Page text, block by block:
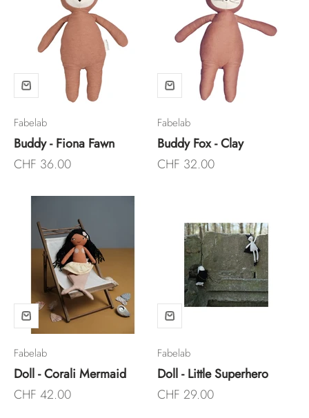
Fabelab
Buddy - Fiona Fawn
Angebot
CHF 36.00
Fabelab
Buddy Fox - Clay
Angebot
CHF 32.00
Fabelab
Doll - Corali Mermaid
Angebot
CHF 42.00
Fabelab
Doll - Little Superhero
Angebot
CHF 29.00